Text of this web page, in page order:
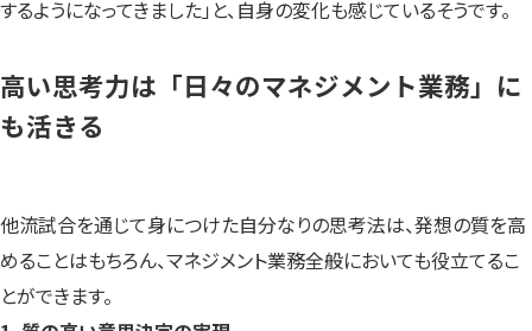
するようになってきました」と、自身の変化も感じているそうです。
高い思考力は「日々のマネジメント業務」に
も活きる
他流試合を通じて身につけた自分なりの思考法は、発想の質を高
めることはもちろん、マネジメント業務全般においても役立てるこ
とができます。